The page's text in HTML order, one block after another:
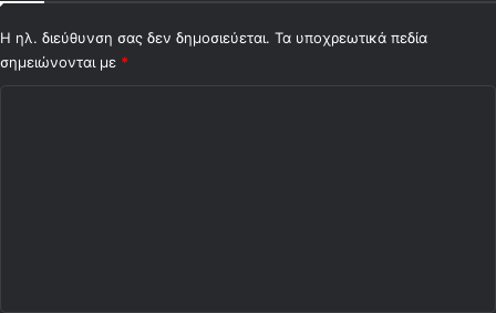
Η ηλ. διεύθυνση σας δεν δημοσιεύεται. Τα υποχρεωτικά πεδία
σημειώνονται με *